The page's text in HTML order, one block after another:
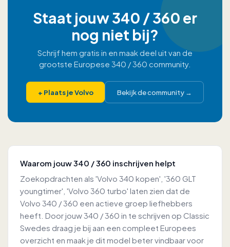
Staat jouw 340 / 360 er
nog niet bij?
Schrijf hem gratis in en maak deel uit van de
grootste Europese 340 / 360 community.
+ Plaats je Volvo Bekijk de community→
Waarom jouw 340 / 360 inschrijven helpt
Zoekopdrachten als 'Volvo 340 kopen', '360 GLT
youngtimer', 'Volvo 360 turbo' laten zien dat de
Volvo 340 / 360 een actieve groep liefhebbers
heeft. Door jouw 340 / 360 in te schrijven op Classic
Swedes draag je bij aan een compleet Europees
overzicht en maak je dit model beter vindbaar voor